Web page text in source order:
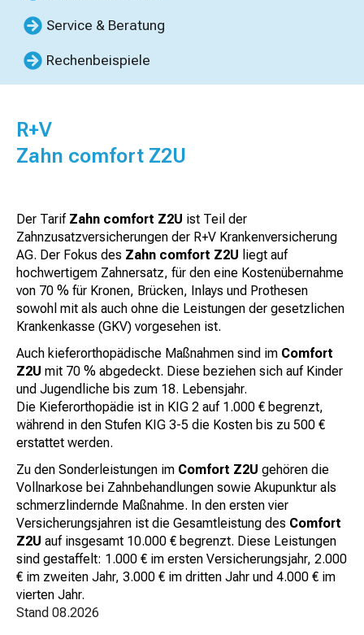
Service & Beratung
Rechenbeispiele
R+V
Zahn comfort Z2U
Der Tarif Zahn comfort Z2U ist Teil der
Zahnzusatzversicherungen der R+V Krankenversicherung
AG. Der Fokus des Zahn comfort Z2U liegt auf
hochwertigem Zahnersatz, für den eine Kostenübernahme
von 70 % für Kronen, Brücken, Inlays und Prothesen
sowohl mit als auch ohne die Leistungen der gesetzlichen
Krankenkasse (GKV) vorgesehen ist.
Auch kieferorthopädische Maßnahmen sind im Comfort
Z2U mit 70 % abgedeckt. Diese beziehen sich auf Kinder
und Jugendliche bis zum 18. Lebensjahr.
Die Kieferorthopädie ist in KIG 2 auf 1.000 € begrenzt,
während in den Stufen KIG 3-5 die Kosten bis zu 500 €
erstattet werden.
Zu den Sonderleistungen im Comfort Z2U gehören die
Vollnarkose bei Zahnbehandlungen sowie Akupunktur als
schmerzlindernde Maßnahme. In den ersten vier
Versicherungsjahren ist die Gesamtleistung des Comfort
Z2U auf insgesamt 10.000 € begrenzt. Diese Leistungen
sind gestaffelt: 1.000 € im ersten Versicherungsjahr, 2.000
€ im zweiten Jahr, 3.000 € im dritten Jahr und 4.000 € im
vierten Jahr.
Stand 08.2026